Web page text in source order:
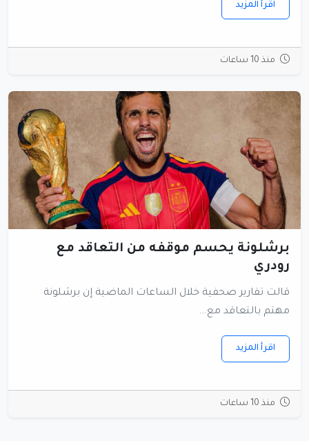
اقرأ المزيد
منذ 10 ساعات
برشلونة يحسم موقفه من التعاقد مع
رودري
قالت تقارير صحفية خلال الساعات الماضية إن برشلونة
مهتم بالتعاقد مع...
اقرأ المزيد
منذ 10 ساعات